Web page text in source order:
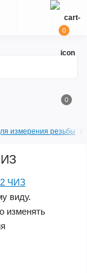
0
0
измерения резьбы
виду.
изменять